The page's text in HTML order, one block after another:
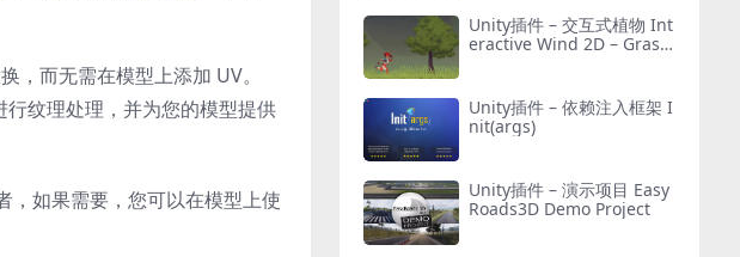
而无需在模型上添加 UV。
纹理处理，并为您的模型提供
，如果需要，您可以在模型上使
Unity插件 – 交互式植物 Int
eractive Wind 2D – Grass
Unity插件 – 依赖注入框架 I
nit(args)
Unity插件 – 演示项目 Easy
Roads3D Demo Project